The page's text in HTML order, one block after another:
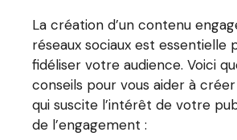
La création d’un contenu
réseaux sociaux est essentielle
fidéliser votre audience. Voici
conseils pour vous aider à
qui suscite l’intérêt de votre
de l’engagement :